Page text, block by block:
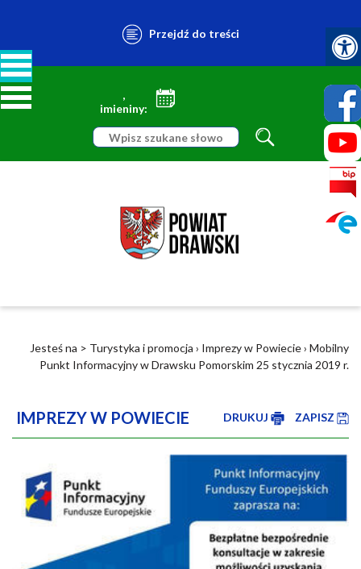
Przejdź do treści
,
imieniny:
Jesteś na > Turystyka i promocja › Imprezy w Powiecie› Mobilny
Punkt Informacyjny w Drawsku Pomorskim 25 stycznia 2019 r.
IMPREZY W POWIECIE DRUKUJ ZAPISZ